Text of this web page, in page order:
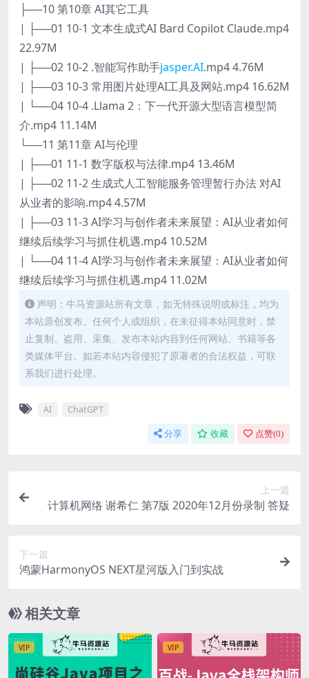
├──10 第10章 AI其它工具
| ├──01 10-1 文本生成式AI Bard Copilot Claude.mp4
22.97M
| ├──02 10-2 .智能写作助手jasper.AI.mp4 4.76M
| ├──03 10-3 常用图片处理AI工具及网站.mp4 16.62M
| └──04 10-4 .Llama 2：下一代开源大型语言模型简
介.mp4 11.14M
└──11 第11章 AI与伦理
| ├──01 11-1 数字版权与法律.mp4 13.46M
| ├──02 11-2 生成式人工智能服务管理暂行办法 对AI
从业者的影响.mp4 4.57M
| ├──03 11-3 AI学习与创作者未来展望：AI从业者如何
继续后续学习与抓住机遇.mp4 10.52M
| └──04 11-4 AI学习与创作者未来展望：AI从业者如何
继续后续学习与抓住机遇.mp4 11.02M
声明：牛马资源站所有文章，如无特殊说明或标注，均为
本站原创发布。任何个人或组织，在未征得本站同意时，禁
止复制、盗用、采集、发布本站内容到任何网站、书籍等各
类媒体平台。如若本站内容侵犯了原著者的合法权益，可联
系我们进行处理。
AI ChatGPT
分享 收藏 点赞(0)
上一篇
计算机网络 谢希仁 第7版 2020年12月份录制 答疑
下一篇
鸿蒙HarmonyOS NEXT星河版入门到实战
相关文章
VIP VIP